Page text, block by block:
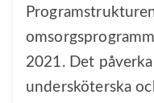
2021. Det
undersköterska